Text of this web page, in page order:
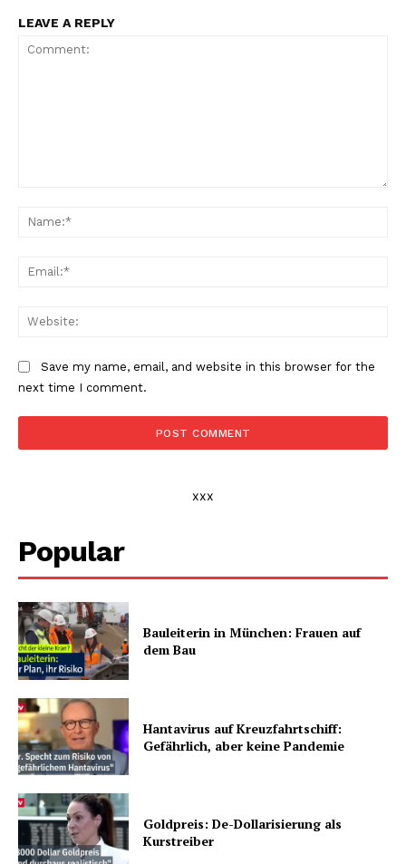
LEAVE A REPLY
Save my name, email, and website in this browser for the
next time I comment.
xxx
Popular
Bauleiterin in München: Frauen auf
dem Bau
Hantavirus auf Kreuzfahrtschiff:
Gefährlich, aber keine Pandemie
Goldpreis: De-Dollarisierung als
Kurstreiber